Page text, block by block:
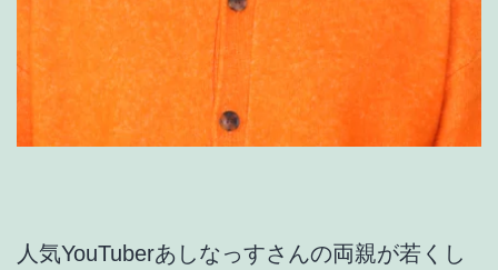
人気YouTuberあしなっすさんの両親が若くし